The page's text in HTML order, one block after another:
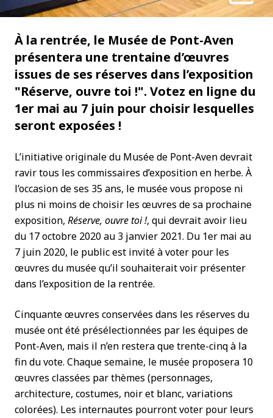
À la rentrée, le Musée de Pont-Aven
présentera une trentaine d’œuvres
issues de ses réserves dans l’exposition
"Réserve, ouvre toi !". Votez en ligne du
1er mai au 7 juin pour choisir lesquelles
seront exposées !
L’initiative originale du Musée de Pont-Aven devrait
ravir tous les commissaires d’exposition en herbe. À
l’occasion de ses 35 ans, le musée vous propose ni
plus ni moins de choisir les œuvres de sa prochaine
exposition, Réserve, ouvre toi !, qui devrait avoir lieu
du 17 octobre 2020 au 3 janvier 2021. Du 1er mai au
7 juin 2020, le public est invité à voter pour les
œuvres du musée qu’il souhaiterait voir présenter
dans l’exposition de la rentrée.
Cinquante œuvres conservées dans les réserves du
musée ont été présélectionnées par les équipes de
Pont-Aven, mais il n’en restera que trente-cinq à la
fin du vote. Chaque semaine, le musée proposera 10
œuvres classées par thèmes (personnages,
architecture, costumes, noir et blanc, variations
colorées). Les internautes pourront voter pour leurs